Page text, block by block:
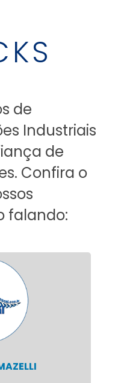
de
Industriais
de
Confira o
falando: